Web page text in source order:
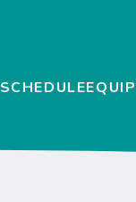
SCHEDULEEQUIP